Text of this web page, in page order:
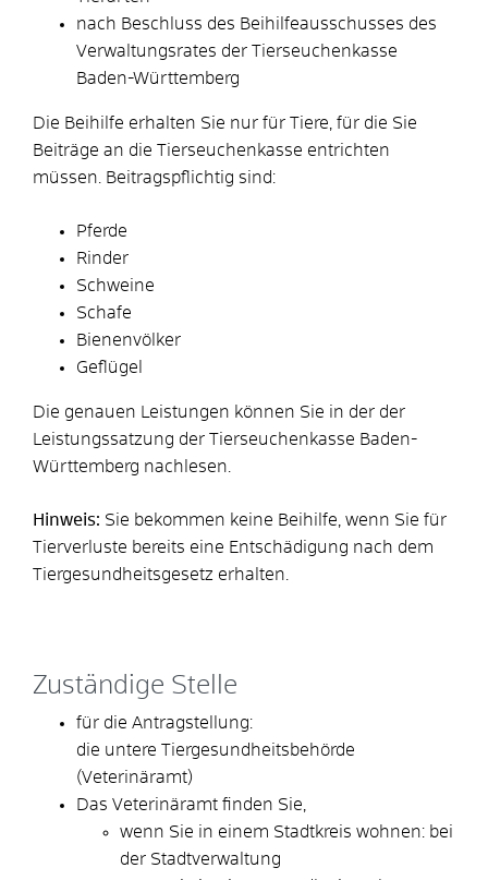
nach Beschluss des Beihilfeausschusses des
Verwaltungsrates der Tierseuchenkasse
Baden-Württemberg
Die Beihilfe erhalten Sie nur für Tiere, für die Sie
Beiträge an die Tierseuchenkasse entrichten
müssen.
Beitragspflichtig sind:
Pferde
Rinder
Schweine
Schafe
Bienenvölker
Geflügel
Die genauen Leistungen können Sie in der der
Leistungssatzung der Tierseuchenkasse Baden-
Württemberg nachlesen.
Hinweis: Sie bekommen keine Beihilfe, wenn Sie für
Tierverluste bereits eine Entschädigung nach dem
Tiergesundheitsgesetz erhalten.
Zuständige Stelle
für die Antragstellung:
die untere Tiergesundheitsbehörde
(Veterinäramt)
Das Veterinäramt finden Sie,
wenn Sie in einem Stadtkreis wohnen: bei
der Stadtverwaltung